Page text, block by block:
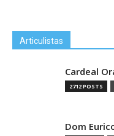
Articulistas
Cardeal
2712 POSTS
Dom